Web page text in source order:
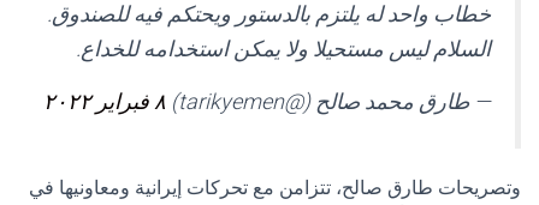
خطاب واحد له يلتزم بالدستور ويحتكم فيه للصندوق.
السلام ليس مستحيلا ولا يمكن استخدامه للخداع.
— طارق محمد صالح (@tarikyemen) ٨ فبراير ٢٠٢٢
وتصريحات طارق صالح، تتزامن مع تحركات إيرانية ومعاونيها في